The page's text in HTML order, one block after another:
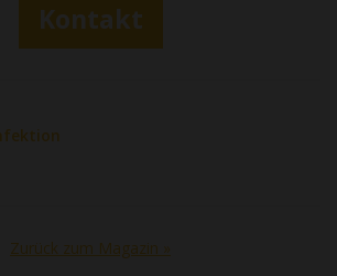
Kontakt
Zurück zum Magazin »